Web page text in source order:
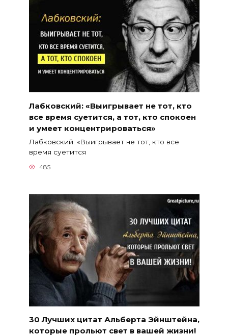
Лабковский: «Выигрывает не тот, кто
все время суетится, а тот, кто спокоен
и умеет концентрироваться»
Лабковский: «Выигрывает не тот, кто все
время суетится
485
30 Лучших цитат Альберта Эйнштейна,
которые прольют свет в вашей жизни!